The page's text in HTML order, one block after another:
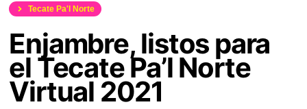
Tecate Pa'l Norte
Enjambre, listos para
el Tecate Pa’l Norte
Virtual 2021